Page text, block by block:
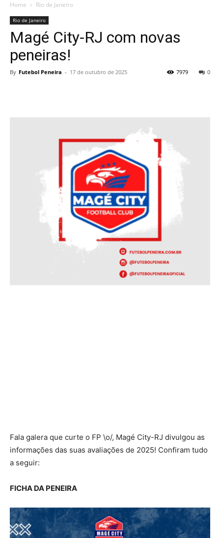
Home Rio de Janeiro
Rio de Janeiro
Magé City-RJ com novas
peneiras!
By Futebol Peneira - 17 de outubro de 2025 0
7979
Fala galera que curte o FP \o/, Magé City-RJ divulgou as
informações das suas avaliações de 2025! Confiram tudo
a seguir:
FICHA DA PENEIRA